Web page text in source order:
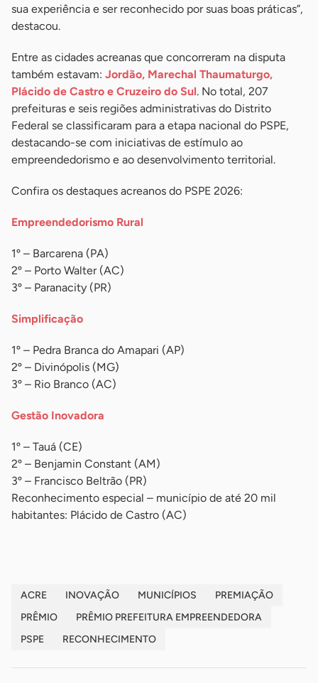
sua experiência e ser reconhecido por suas boas práticas”,
destacou.
Entre as cidades acreanas que concorreram na disputa
também estavam: Jordão, Marechal Thaumaturgo,
Plácido de Castro e Cruzeiro do Sul. No total, 207
prefeituras e seis regiões administrativas do Distrito
Federal se classificaram para a etapa nacional do PSPE,
destacando-se com iniciativas de estímulo ao
empreendedorismo e ao desenvolvimento territorial.
Confira os destaques acreanos do PSPE 2026:
Empreendedorismo Rural
1º – Barcarena (PA)
2º – Porto Walter (AC)
3º – Paranacity (PR)
Simplificação
1º – Pedra Branca do Amapari (AP)
2º – Divinópolis (MG)
3º – Rio Branco (AC)
Gestão Inovadora
1º – Tauá (CE)
2º – Benjamin Constant (AM)
3º – Francisco Beltrão (PR)
Reconhecimento especial – município de até 20 mil
habitantes: Plácido de Castro (AC)
ACRE INOVAÇÃO MUNICÍPIOS
PREMIAÇÃO
PRÊMIO
PRÊMIO PREFEITURA EMPREENDEDORA
PSPE
RECONHECIMENTO